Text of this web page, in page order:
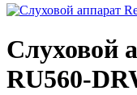
Слуховой
RU560-